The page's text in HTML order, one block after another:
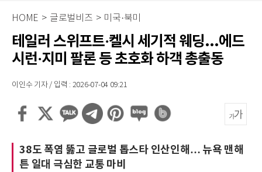
HOME > 글로벌비즈 > 미국·북미
테일러 스위프트·켈시 세기적 웨딩...에드
시런·지미 팔론 등 초호화 하객 총출동
이인수 기자 / 입력 : 2026-07-04 09:21
38도 폭염 뚫고 글로벌 톱스타 인산인해… 뉴욕 맨해
튼 일대 극심한 교통 마비